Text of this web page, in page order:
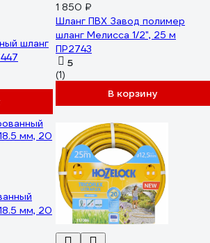
шланг
1 850 ₽
Шланг ПВХ Завод полимер
шланг Мелисса 1/2", 25 м
ПР2743
5
(1)
В корзину
мм, 20